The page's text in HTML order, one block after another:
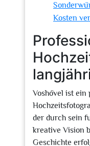
Kosten
Voshövel ist ein
der durch sein
kreative Vision
Geschichte